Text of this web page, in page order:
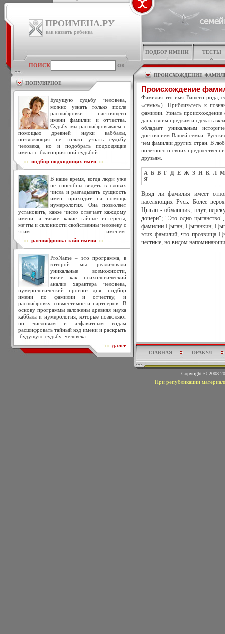
ПРОИМЕНА.РУ
как назвать ребенка
ПОИСК
ПОПУЛЯРНОЕ
Будущую судьбу человека,
можно узнать только после
расшифровки настоящего
имени фамилии и отчества.
Судьбу мы расшифровываем с
помощью древней науки каббалы,
позволяющая не только узнать судьбу
человека, но и подобрать подходящие
имена с благоприятной судьбой.
>> подбор подходящих имен <<
В наше время, когда люди уже
не способны видеть в словах
числа и разгадывать сущность
имен, приходит на помощь
нумерология. Она позволяет
установить, какое число отвечает каждому
имени, а также какие тайные интересы,
мечты и склонности свойственны человеку с
этим именем.
>> расшифровка тайн имени <<
ProName – это программа, в
которой мы реализовали
уникальные возможности,
такие как психологический
анализ характера человека,
нумерологический прогноз дня, подбор
имени по фамилии и отчеству, и
расшифровку совместимости партнеров. В
основу программы заложены древняя наука
каббала и нумерология, которые позволяют
по числовым и алфавитным кодам
расшифровать тайный код имени и раскрыть
будущую судьбу человека.
>> далее
ПОДБОР ИМЕНИ ТЕСТЫ
ПРОИСХОЖДЕНИЕ
Происхождение
Фамилия это имя Вашего рода,
«семья»). Приблизьтесь к
фамилии. Узнать
дань своим предкам и сделать
обладает уникальным
достоянием Вашей семьи.
чем фамилии других стран. В
полезного о своих
друзьям.
А Б В Г Д Е Ж З И К Л М
Я
Вряд ли фамилия имеет
населяющих Русь. Более
Цыган - обманщик, плут,
дочери"; "Это одно
фамилии Цыган, Цыганкин,
этих фамилий, что прозвища
честные, но видом
ГЛАВНАЯ ОРАКУЛ
Copyright © 2008-
При републикации